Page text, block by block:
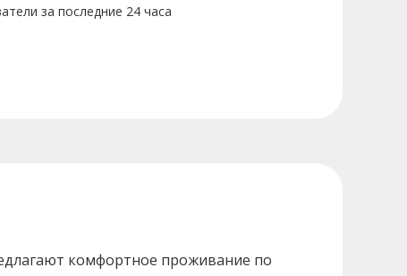
за последние 24 часа
комфортное проживание по